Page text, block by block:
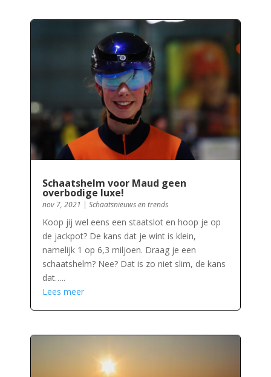
Schaatshelm voor Maud geen
overbodige luxe!
nov 7, 2021 | Schaatsnieuws en trends
Koop jij wel eens een staatslot en hoop je op
de jackpot? De kans dat je wint is klein,
namelijk 1 op 6,3 miljoen. Draag je een
schaatshelm? Nee? Dat is zo niet slim, de kans
dat…..
Lees meer